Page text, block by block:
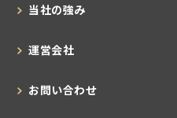
当社の強み
運営会社
お問い合わせ